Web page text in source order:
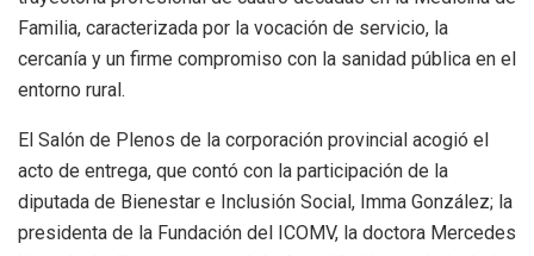
Familia, caracterizada por la vocación de servicio, la
cercanía y un firme compromiso con la sanidad pública en el
entorno rural.
El Salón de Plenos de la corporación provincial acogió el
acto de entrega, que contó con la participación de la
diputada de Bienestar e Inclusión Social, Imma González; la
presidenta de la Fundación del ICOMV, la doctora Mercedes